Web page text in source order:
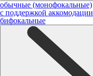
обычные (монофокальные)
с поддержкой аккомодации
бифокальные